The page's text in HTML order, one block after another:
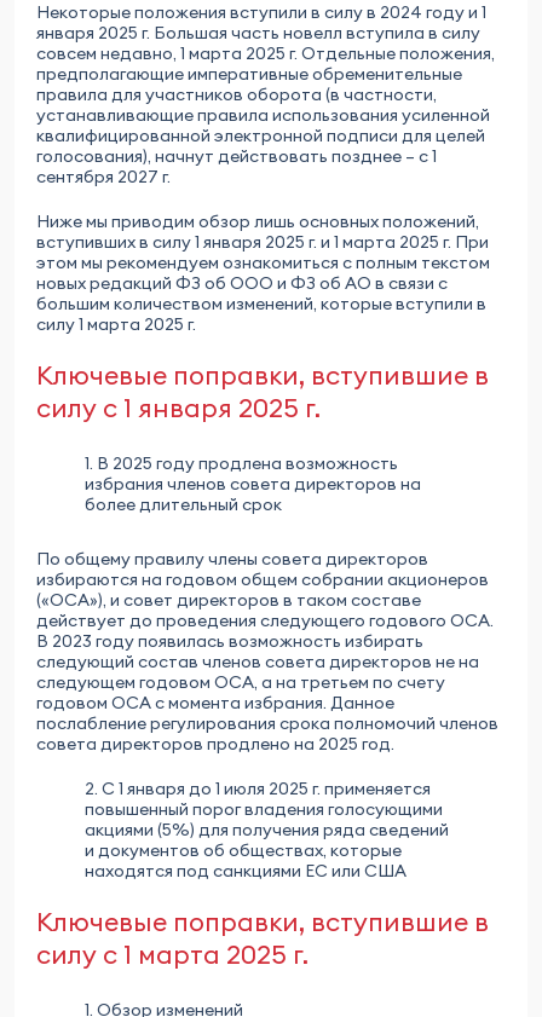
Некоторые положения вступили в силу в 2024 году и 1
января 2025 г. Большая часть новелл вступила в силу
совсем недавно, 1 марта 2025 г. Отдельные положения,
предполагающие императивные обременительные
правила для участников оборота (в частности,
устанавливающие правила использования усиленной
квалифицированной электронной подписи для целей
голосования), начнут действовать позднее – с 1
сентября 2027 г.
Ниже мы приводим обзор лишь основных положений,
вступивших в силу 1 января 2025 г. и 1 марта 2025 г. При
этом мы рекомендуем ознакомиться с полным текстом
новых редакций ФЗ об ООО и ФЗ об АО в связи с
большим количеством изменений, которые вступили в
силу 1 марта 2025 г.
Ключевые поправки, вступившие в
силу с 1 января 2025 г.
1. В 2025 году продлена возможность
избрания членов совета директоров на
более длительный срок
По общему правилу члены совета директоров
избираются на годовом общем собрании акционеров
(«ОСА»), и совет директоров в таком составе
действует до проведения следующего годового ОСА.
В 2023 году появилась возможность избирать
следующий состав членов совета директоров не на
следующем годовом ОСА, а на третьем по счету
годовом ОСА с момента избрания. Данное
послабление регулирования срока полномочий членов
совета директоров продлено на 2025 год.
2. С 1 января до 1 июля 2025 г. применяется
повышенный порог владения голосующими
акциями (5%) для получения ряда сведений
и документов об обществах, которые
находятся под санкциями ЕС или США
Ключевые поправки, вступившие в
силу с 1 марта 2025 г.
1. Обзор изменений